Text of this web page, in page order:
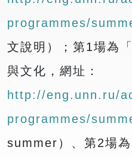
programmes/
文說明）；第1場為
與文化，網址：
http://eng.unn.ru/
programmes/
summer）、第2場為